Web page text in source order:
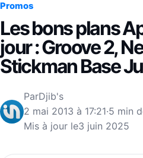
Promos
Les bons plans
jour : Groove 2,
Stickman Base
ParDjib's
2 mai 2013 à 17:21·5 min
Mis à jour le3 juin 2025